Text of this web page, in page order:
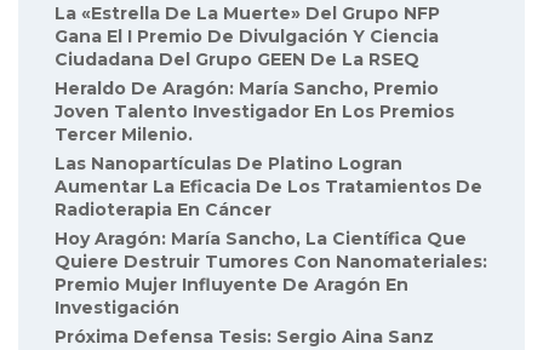
La «Estrella De La Muerte» Del Grupo NFP
Gana El I Premio De Divulgación Y Ciencia
Ciudadana Del Grupo GEEN De La RSEQ
Heraldo De Aragón: María Sancho, Premio
Joven Talento Investigador En Los Premios
Tercer Milenio.
Las Nanopartículas De Platino Logran
Aumentar La Eficacia De Los Tratamientos De
Radioterapia En Cáncer
Hoy Aragón: María Sancho, La Científica Que
Quiere Destruir Tumores Con Nanomateriales:
Premio Mujer Influyente De Aragón En
Investigación
Próxima Defensa Tesis: Sergio Aina Sanz